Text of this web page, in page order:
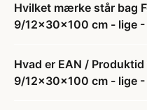
Hvilket mærke står bag
9/12x30x100 cm - lige -
Hvad er EAN /
9/12x30x100 cm - lige -